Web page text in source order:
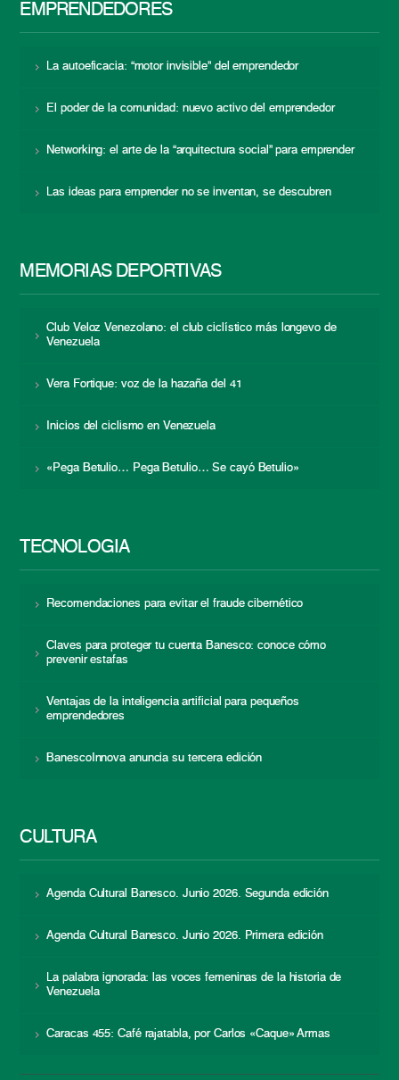
EMPRENDEDORES
La autoeficacia: “motor invisible” del emprendedor
El poder de la comunidad: nuevo activo del emprendedor
Networking: el arte de la “arquitectura social” para emprender
Las ideas para emprender no se inventan, se descubren
MEMORIAS DEPORTIVAS
Club Veloz Venezolano: el club ciclístico más longevo de
Venezuela
Vera Fortique: voz de la hazaña del 41
Inicios del ciclismo en Venezuela
«Pega Betulio… Pega Betulio… Se cayó Betulio»
TECNOLOGÍA
Recomendaciones para evitar el fraude cibernético
Claves para proteger tu cuenta Banesco: conoce cómo
prevenir estafas
Ventajas de la inteligencia artificial para pequeños
emprendedores
BanescoInnova anuncia su tercera edición
CULTURA
Agenda Cultural Banesco. Junio 2026. Segunda edición
Agenda Cultural Banesco. Junio 2026. Primera edición
La palabra ignorada: las voces femeninas de la historia de
Venezuela
Caracas 455: Café rajatabla, por Carlos «Caque» Armas